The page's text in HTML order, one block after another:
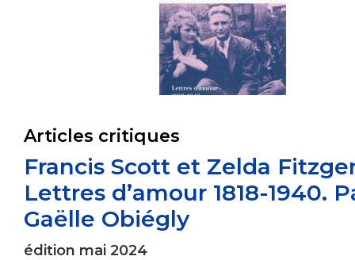
Articles critiques
Francis Scott et Zelda
Lettres d’amour 1818-1940.
Gaëlle Obiégly
édition mai 2024